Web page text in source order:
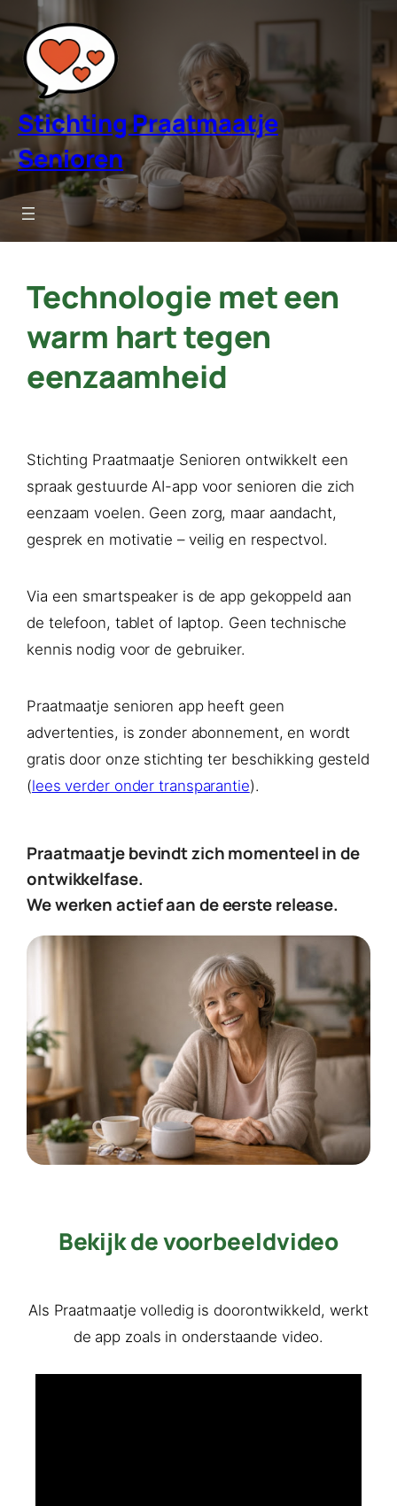
naar
inhoud
Stichting Praatmaatje
Senioren
Technologie met een
warm hart tegen
eenzaamheid
Stichting Praatmaatje Senioren ontwikkelt een
spraak gestuurde AI-app voor senioren die zich
eenzaam voelen. Geen zorg, maar aandacht,
gesprek en motivatie – veilig en respectvol.
Via een smartspeaker is de app gekoppeld aan
de telefoon, tablet of laptop. Geen technische
kennis nodig voor de gebruiker.
Praatmaatje senioren app heeft geen
advertenties, is zonder abonnement, en wordt
gratis door onze stichting ter beschikking gesteld
(lees verder onder transparantie).
Praatmaatje bevindt zich momenteel in de
ontwikkelfase.
We werken actief aan de eerste release.
Bekijk de voorbeeldvideo
Als Praatmaatje volledig is doorontwikkeld, werkt
de app zoals in onderstaande video.